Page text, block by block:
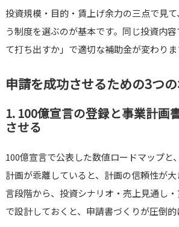
投資規模・目的・賃上げ余力の三点で見
う制度を選ぶのが基本です。同じ投資内
て打ち出すか」で適切な補助金が変わりま
申請を成功させるための3つ
1. 100億宣言の登録と事業計画
させる
100億宣言で公表した数値ロードマップと
計画が乖離していると、計画の信頼性が
言段階から、投資シナリオ・売上見通し
で設計しておくと、申請書づくりが圧倒的